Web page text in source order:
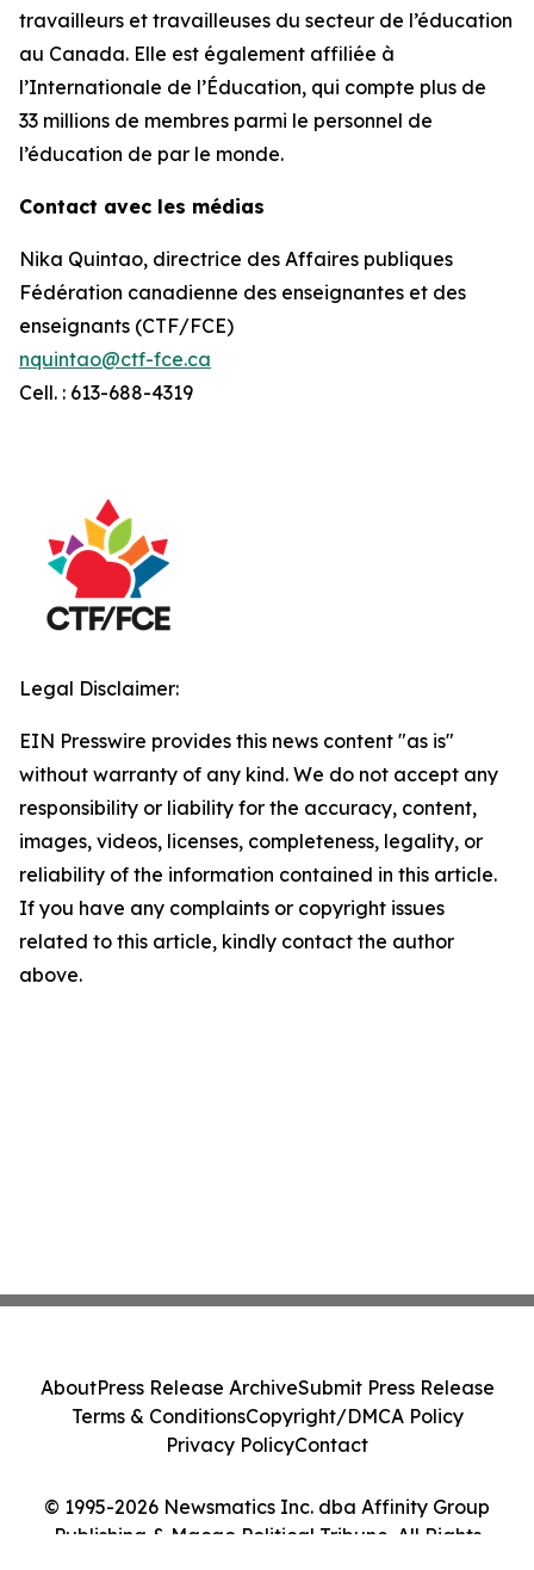
travailleurs et travailleuses du secteur de l’éducation
au Canada. Elle est également affiliée à
l’Internationale de l’Éducation, qui compte plus de
33 millions de membres parmi le personnel de
l’éducation de par le monde.
Contact avec les médias
Nika Quintao, directrice des Affaires publiques
Fédération canadienne des enseignantes et des
enseignants (CTF/FCE)
nquintao@ctf-fce.ca
Cell. : 613-688-4319
Legal Disclaimer:
EIN Presswire provides this news content "as is"
without warranty of any kind. We do not accept any
responsibility or liability for the accuracy, content,
images, videos, licenses, completeness, legality, or
reliability of the information contained in this article.
If you have any complaints or copyright issues
related to this article, kindly contact the author
above.
© 1995-2026 Newsmatics Inc. dba Affinity Group
Publishing & Macao Political Tribune. All Rights
AboutPress Release ArchiveSubmit Press Release
Terms & ConditionsCopyright/DMCA Policy
Privacy PolicyContact